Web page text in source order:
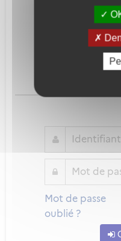
Qu'est-ce
Mot de passe
oublié ?